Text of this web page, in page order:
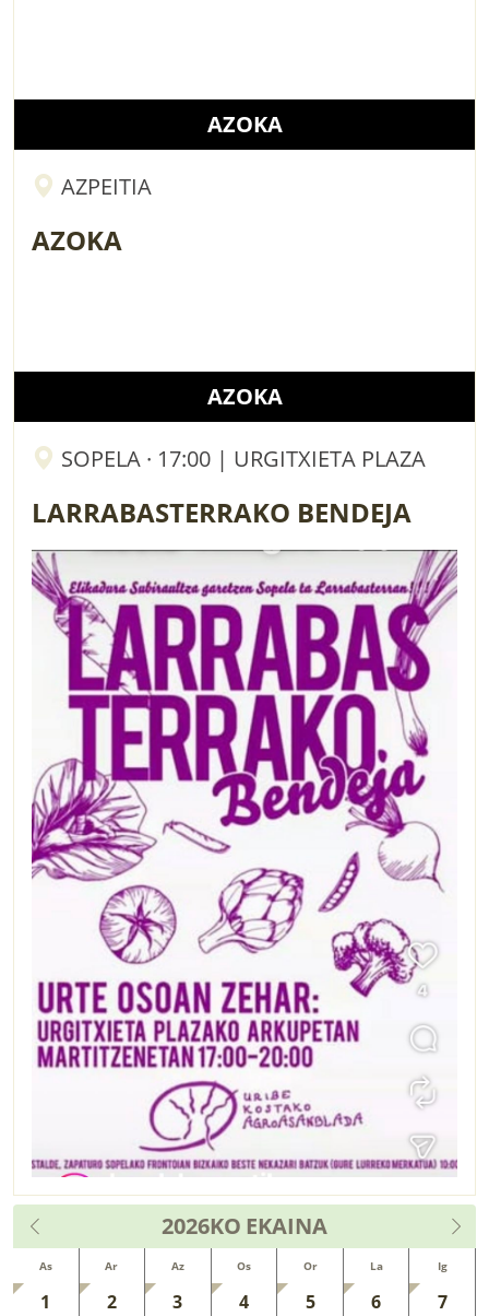
AZOKA
AZPEITIA
AZOKA
AZOKA
SOPELA · 17:00 | URGITXIETA PLAZA
LARRABASTERRAKO BENDEJA
2026KO EKAINA
As Ar Az Os Or La Ig
1 2 3 4 5 6
7